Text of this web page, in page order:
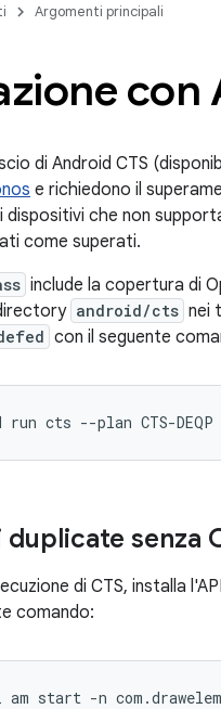
Argomenti principali
con
di Android CTS
e richiedono il
dispositivi che non
come superati.
include la copertura di
android/cts nei
con il seguente
duplicate senza
di CTS, installa
comando:
start -n